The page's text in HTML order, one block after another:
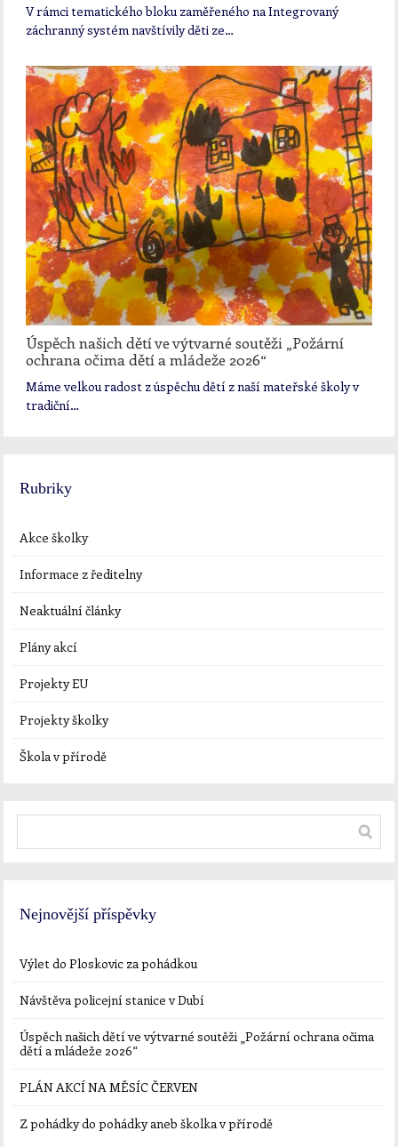
V rámci tematického bloku zaměřeného na Integrovaný
záchranný systém navštívily děti ze…
Úspěch našich dětí ve výtvarné soutěži „Požární
ochrana očima dětí a mládeže 2026“
Máme velkou radost z úspěchu dětí z naší mateřské školy v
tradiční…
Rubriky
Akce školky
Informace z ředitelny
Neaktuální články
Plány akcí
Projekty EU
Projekty školky
Škola v přírodě
Nejnovější příspěvky
Výlet do Ploskovic za pohádkou
Návštěva policejní stanice v Dubí
Úspěch našich dětí ve výtvarné soutěži „Požární ochrana očima
dětí a mládeže 2026“
PLÁN AKCÍ NA MĚSÍC ČERVEN
Z pohádky do pohádky aneb školka v přírodě